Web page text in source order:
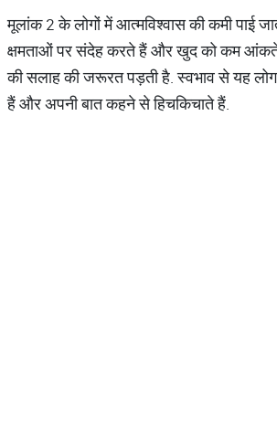
मूलांक 2 के लोगों में आत्मविश्वास की कमी पाई
क्षमताओं पर संदेह करते हैं और खुद को कम आंकते
की सलाह की जरूरत पड़ती है. स्वभाव से यह
हैं और अपनी बात कहने से हिचकिचाते हैं.